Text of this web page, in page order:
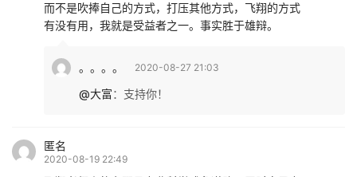
而不是吹捧自己的方式，打压其他方式，飞翔的方式
有没有用，我就是受益者之一。事实胜于雄辩。
。。。。 2020-08-27 21:03
@大富： 支持你！
匿名
2020-08-19 22:49